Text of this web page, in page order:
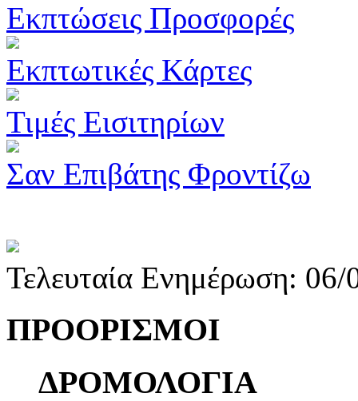
Εκπτώσεις Προσφορές
Εκπτωτικές Κάρτες
Τιμές Εισιτηρίων
Σαν Επιβάτης Φροντίζω
Τελευταία Ενημέρωση:
ΠΡΟΟΡΙΣΜΟΙ
ΔΡΟΜΟΛΟΓΙΑ